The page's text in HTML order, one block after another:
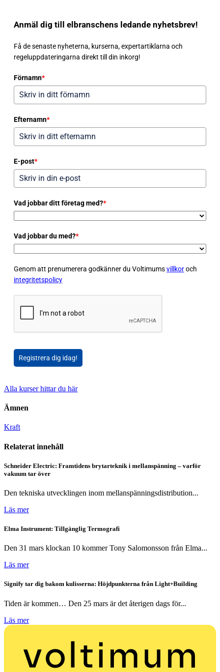
Anmäl dig till elbranschens ledande nyhetsbrev!
Få de senaste nyheterna, kurserna, expertartiklarna och
regeluppdateringarna direkt till din inkorg!
Förnamn*
Efternamn*
E-post*
Vad jobbar ditt företag med?*
Vad jobbar du med?*
Genom att prenumerera godkänner du Voltimumsvillkoroch
integritetspolicy
Registrera dig idag!
Alla kurser hittar du här
Ämnen
Kraft
Relaterat innehåll
Schneider Electric: Framtidens brytarteknik i mellanspänning – varför
vakuum tar över
Den tekniska utvecklingen inom mellanspänningsdistribution...
Läs mer
Elma Instrument: Tillgänglig Termografi
Den 31 mars klockan 10 kommer Tony Salomonsson från Elma...
Läs mer
Signify tar dig bakom kulisserna: Höjdpunkterna från Light+Building
Tiden är kommen… Den 25 mars är det återigen dags för...
Läs mer